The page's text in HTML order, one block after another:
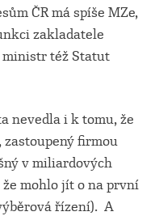
ČR má spíše MZe,
zakladatele
ministr též Statut
nevedla i k tomu, že
firmou
v miliardových
že mohlo jít o na první
řízení). A